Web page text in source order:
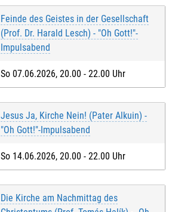
Feinde des Geistes in der Gesellschaft
(Prof. Dr. Harald Lesch) - "Oh Gott!"-
Impulsabend
So 07.06.2026, 20.00 - 22.00 Uhr
Jesus Ja, Kirche Nein! (Pater Alkuin) -
"Oh Gott!"-Impulsabend
So 14.06.2026, 20.00 - 22.00 Uhr
Die Kirche am Nachmittag des